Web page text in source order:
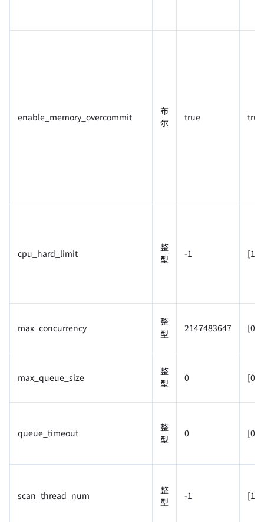
enable_memory_overcommit
布
尔
true
cpu_hard_limit
整
型
-1
max_concurrency
整
型
2147483647 [0,
max_queue_size
整
型
0 [0,
queue_timeout
整
型
0 [0,
scan_thread_num
整
型
-1 [1,